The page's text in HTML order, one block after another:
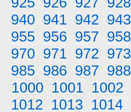
940 941 942 943
955 956 957 958
970 971 972 973
985 986 987 988
1000 1001 1002
1012 1013 1014